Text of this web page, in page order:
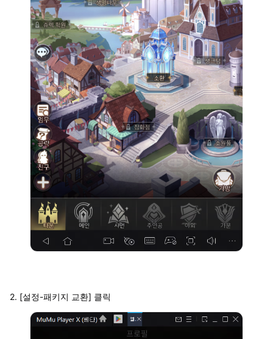
2. [설정-패키지 교환] 클릭